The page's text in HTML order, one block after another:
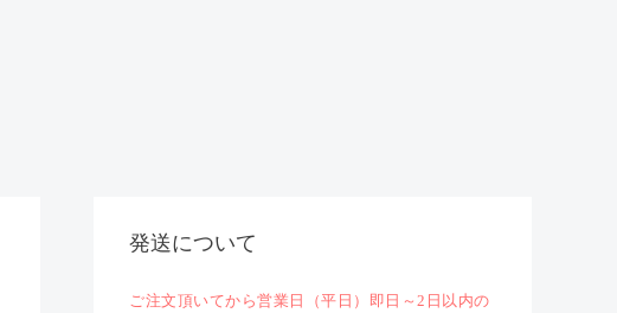
発送について
ご注文頂いてから営業日（平日）即日～2日以内の